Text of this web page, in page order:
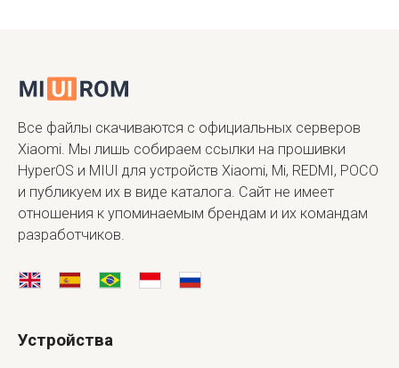
Все файлы скачиваются с официальных серверов
Xiaomi. Мы лишь собираем ссылки на прошивки
HyperOS и MIUI для устройств Xiaomi, Mi, REDMI, POCO
и публикуем их в виде каталога. Сайт не имеет
отношения к упоминаемым брендам и их командам
разработчиков.
Устройства